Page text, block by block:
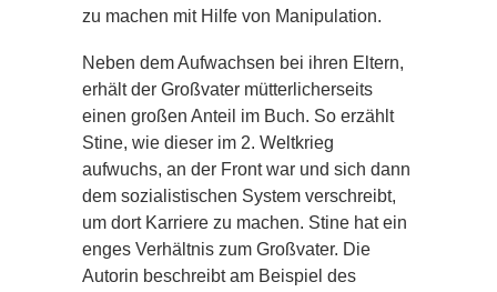
zu machen mit Hilfe von Manipulation.
Neben dem Aufwachsen bei ihren Eltern,
erhält der Großvater mütterlicherseits
einen großen Anteil im Buch. So erzählt
Stine, wie dieser im 2. Weltkrieg
aufwuchs, an der Front war und sich dann
dem sozialistischen System verschreibt,
um dort Karriere zu machen. Stine hat ein
enges Verhältnis zum Großvater. Die
Autorin beschreibt am Beispiel des